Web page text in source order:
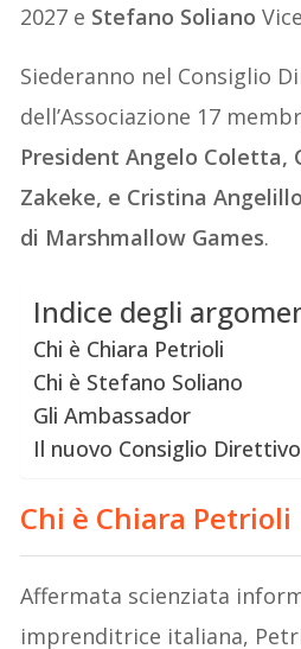
2027 e Stefano Soliano
Siederanno nel Consiglio
dell’Associazione 17
President Angelo Coletta,
Zakeke, e Cristina
di Marshmallow Games.
Indice degli
Chi è Chiara Petrioli
Chi è Stefano Soliano
Gli Ambassador
Il nuovo Consiglio
Chi è Chiara Petrioli
Affermata scienziata
imprenditrice italiana,